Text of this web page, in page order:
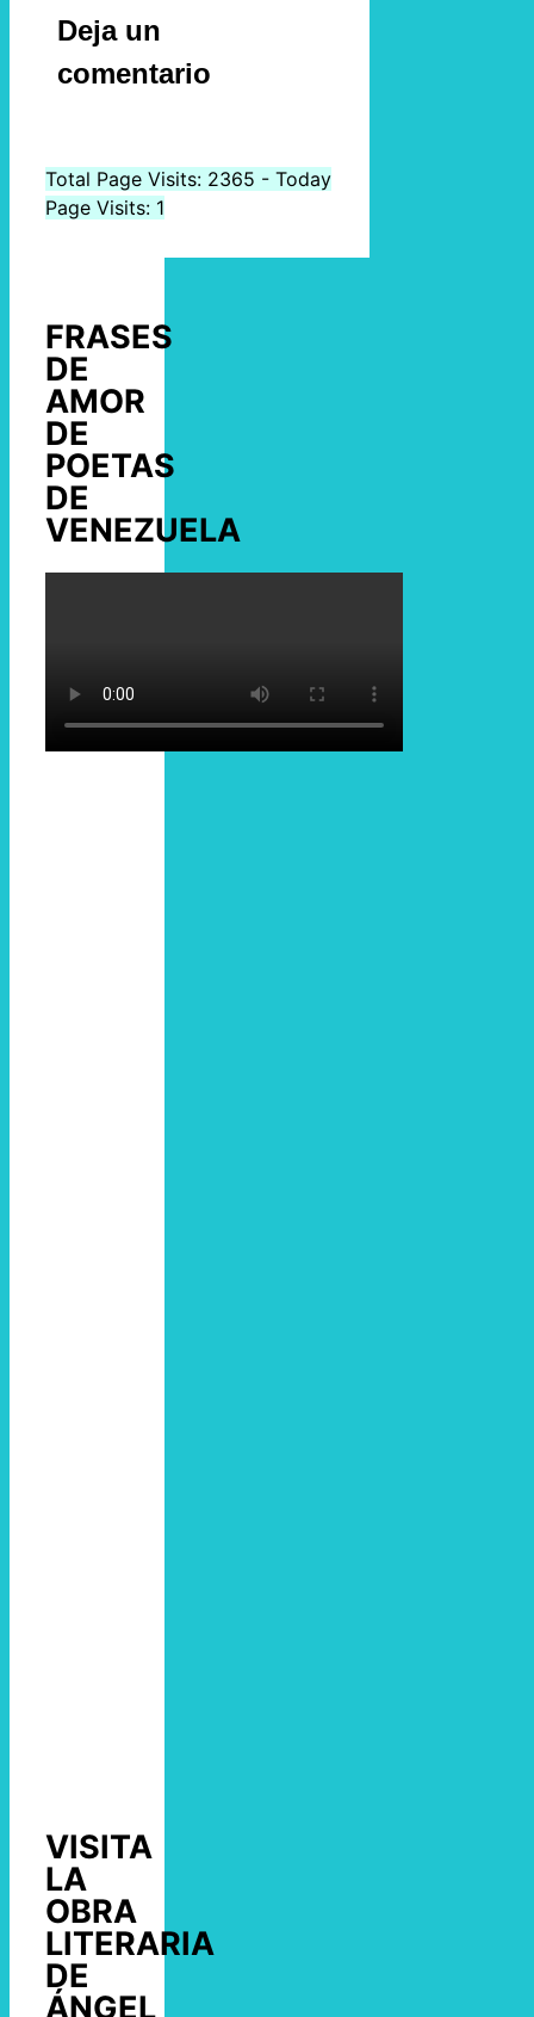
Deja un
comentario
Total Page Visits: 2365 - Today
Page Visits: 1
FRASES
DE
AMOR
DE
POETAS
DE
VENEZUELA
VISITA
LA
OBRA
LITERARIA
DE
ÁNGEL